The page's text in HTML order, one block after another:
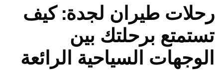
رحلات طيران لجدة: كيف
تستمتع برحلتك بين
الوجهات السياحية الرائعة